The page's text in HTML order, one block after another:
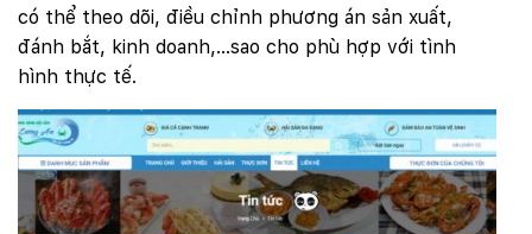
có thể theo dõi, điều chỉnh phương án sản xuất,
đánh bắt, kinh doanh,…sao cho phù hợp với tình
hình thực tế.